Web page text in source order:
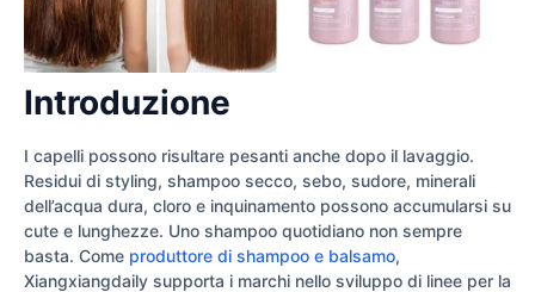
Introduzione
I capelli possono risultare pesanti anche dopo il lavaggio.
Residui di styling, shampoo secco, sebo, sudore, minerali
dell’acqua dura, cloro e inquinamento possono accumularsi su
cute e lunghezze. Uno shampoo quotidiano non sempre
basta. Come produttore di shampoo e balsamo,
Xiangxiangdaily supporta i marchi nello sviluppo di linee per la